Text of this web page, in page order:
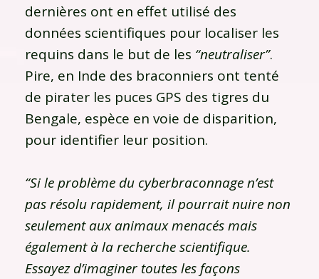
dernières ont en effet utilisé des
données scientifiques pour localiser les
requins dans le but de les “neutraliser”.
Pire, en Inde des braconniers ont tenté
de pirater les puces GPS des tigres du
Bengale, espèce en voie de disparition,
pour identifier leur position.
“Si le problème du cyberbraconnage n’est
pas résolu rapidement, il pourrait nuire non
seulement aux animaux menacés mais
également à la recherche scientifique.
Essayez d’imaginer toutes les façons